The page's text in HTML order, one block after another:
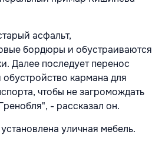
асфальт,
бордюры и обустраиваются
Далее последует перенос
кармана для
чтобы не загромождать
- рассказал он.
уличная мебель.